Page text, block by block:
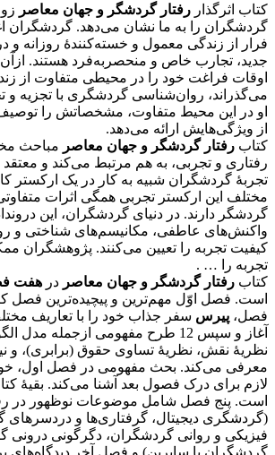
کتاب اثرگذار رفتار گردشگر و جهان معاصر
گردشگران را به ما نشان می‌دهد. گردشگران
فرار از زندگی معمول و خسته‌کنندۀ روزانه و
جدید، تجارب خاص و منحصربه‌فرد هستند.
اوقات فراغت خود را در محیطی متفاوت از
می‌گذراند، روان‌شناسی گردشگری با تجزیه و
او در این محیط متفاوت، مشخصاتش را
از ویژگی‌هایش ارائه می‌دهد.
کتاب رفتار گردشگر و جهان معاصر مباحث
رفتاری و تجربی، به هم مرتبط می‌کند و
تجربۀ گردشگران شبیه به کار در یک
مختلف این ارکستر تجربی همگی اثرات
گردشگر دارند. در دنیای گردشگران، این
واکنش‌های عاطفی، مکانیسم‌های شناختی و
کیفیت تجربه را تعیین می‌کنند. پژوهشگران
تجربه را … .
کتاب رفتار گردشگر و جهان معاصر در هفت
است. فصل اوّل مهم‌ترین و پیچیده‌ترین فصل
فصل، پیرس سفر جذاب خود را با تعاریف
آغاز و سپس 12 طرح مفهومی ازجمله
نظریۀ نقش، نظریۀ تساوی حقوق (برابری)، و
معرفی می‌کند. بحث مفهومی در فصل اول،
لازم برای درک فصول بعد آشنا می‌کند.
است. پنج فصل شامل موضوعات نوظهور در
(گردشگری دیجیتال، گرفتاری‌ها و دردسرهای
فیزیکی و روانی گردشگران، دگرگونی درونی
گردشگران با سایرین) و فصل آخر دیدگاه‌های